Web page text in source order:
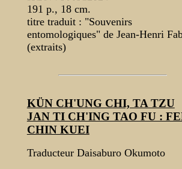
191 p., 18 cm.
titre traduit : "Souvenirs
entomologiques" de Jean-Henri
(extraits)
KÜN CH'UNG CHI, TA TZU
JAN TI CH'ING TAO FU :
CHIN KUEI
Traducteur Daisaburo Okumoto